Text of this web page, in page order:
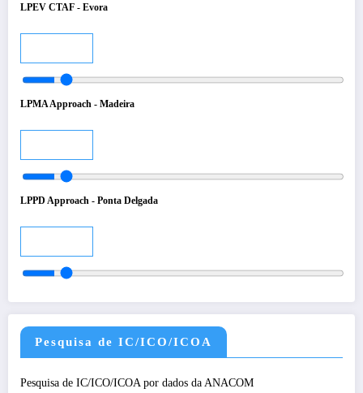
LPEV CTAF - Evora
LPMA Approach - Madeira
LPPD Approach - Ponta Delgada
Pesquisa de IC/ICO/ICOA
Pesquisa de IC/ICO/ICOA por dados da ANACOM